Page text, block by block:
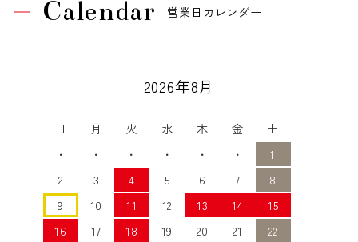
Calendar 営業日カレンダー
2026年8月
日 月 火 水 木 金
土
・
・ ・ ・ ・ ・
1
2
3 4 5 6 7
8
9
10 11 12 13 14
15
16
17 18 19 20 21
22